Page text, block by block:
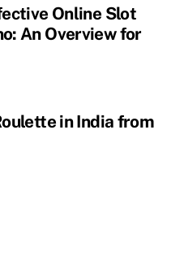
Online Slot
An Overview for
in India from